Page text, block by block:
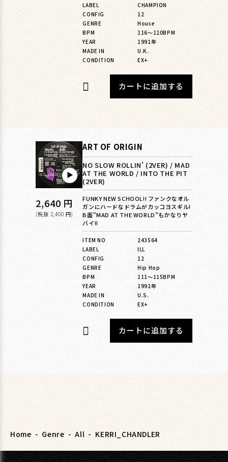
LABEL
CHAMPION
CONFIG
12
GENRE
House
BPM
116〜120BPM
YEAR
1991年
MADE IN
U.K.
CONDITION
EX+
カートに追加する
▶︎
通
常
2,640 円
(税抜 2,400 円)
ART OF ORIGIN
NO SLOW ROLLIN' (2VER) / MAD
AT THE WORLD / INTO THE PIT
(2VER)
FUNKY NEW SCHOOL!! ファンクなオル
ガンにハードなドラムがカッコヨスギル!
B面"MAD AT THE WORLD"もかなりヤ
バイ!!
ITEM NO
243564
LABEL
ILL
CONFIG
12
GENRE
Hip Hop
BPM
111〜115BPM
YEAR
1992年
MADE IN
U.S.
CONDITION
EX+
カートに追加する
Home - Genre - All - KERRI_CHANDLER